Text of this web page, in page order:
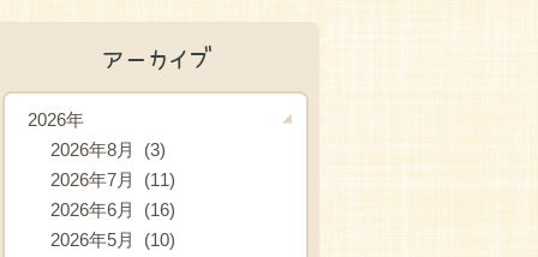
アーカイブ
2026年
2026年8月 (3)
2026年7月 (11)
2026年6月 (16)
2026年5月 (10)